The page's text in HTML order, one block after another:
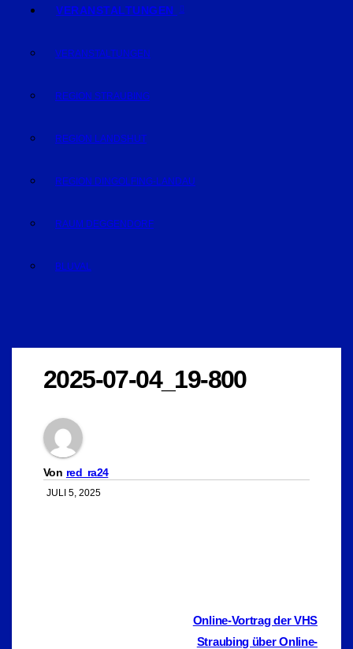
VERANSTALTUNGEN
VERANSTALTUNGEN
REGION STRAUBING
REGION LANDSHUT
REGION DINGOLFING-LANDAU
RAUM DEGGENDORF
BLUVAL
2025-07-04_19-800
Von red_ra24
JULI 5, 2025
BeitragsnavigationOnline-Vortrag der VHS
Straubing über Online-